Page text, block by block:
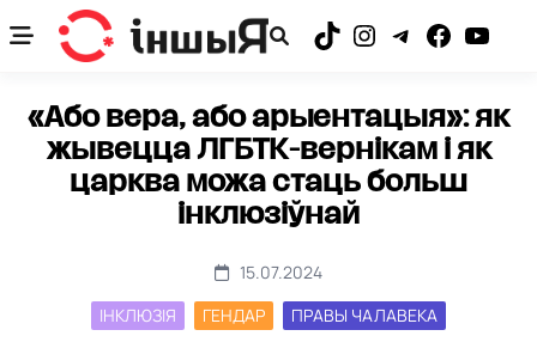
to
«Або вера, або арыентацыя»: як
жывецца ЛГБТК-вернікам і як
царква можа стаць больш
інклюзіўнай
15.07.2024
ІНКЛЮЗІЯ
ГЕНДАР
ПРАВЫ ЧАЛАВЕКА